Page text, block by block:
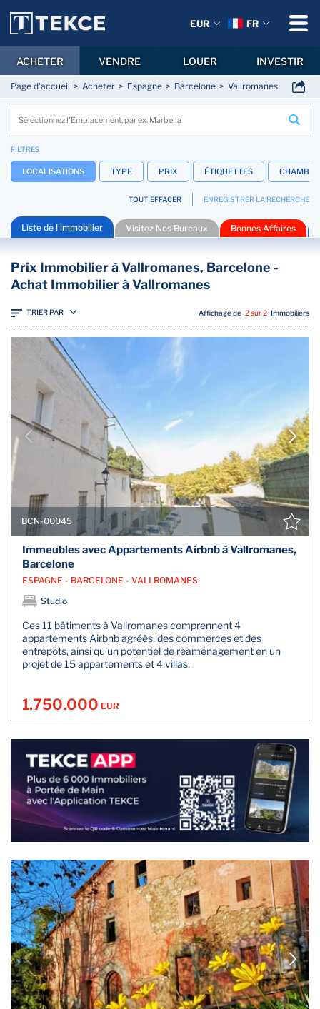
Page d'accueil Acheter Espagne Barcelone Vallromanes
FILTRES
LOCALISATIONS TYPE PRIX ÉTIQUETTES
TOUT EFFACER ENREGISTRER LA RECHERCHE
Liste de l'immobilier Visitez Nos Bureaux Bonnes Affaires
Prix Immobilier à Vallromanes, Barcelone -
Achat Immobilier à Vallromanes
TRIER PAR Affichage de 2 sur 2 Immobiliers
BCN-00045
Immeubles avec Appartements Airbnb à Vallromanes,
Barcelone
ESPAGNE - BARCELONE - VALLROMANES
Studio
Ces 11 bâtiments à Vallromanes comprennent 4
appartements Airbnb agréés, des commerces et des
entrepôts, ainsi qu'un potentiel de réaménagement en un
projet de 15 appartements et 4 villas.
1.750.000 EUR
EUR FR
ACHETER VENDRE LOUER INVESTIR